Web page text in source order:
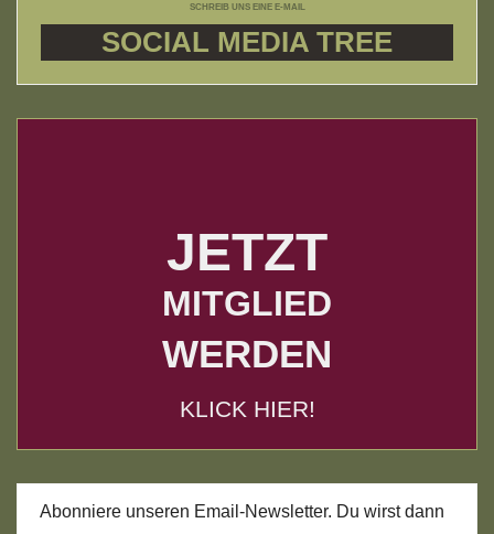
SCHREIB UNS EINE E-MAIL
SOCIAL MEDIA TREE
JETZT
MITGLIED
WERDEN
KLICK HIER!
Abonniere unseren Email-Newsletter. Du wirst dann